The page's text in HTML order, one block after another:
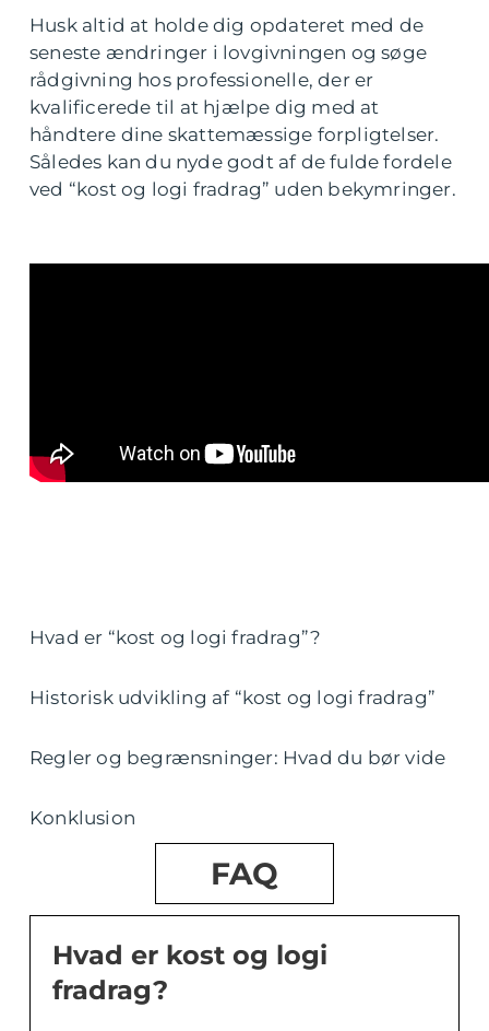
Husk altid at holde dig opdateret med de
seneste ændringer i lovgivningen og søge
rådgivning hos professionelle, der er
kvalificerede til at hjælpe dig med at
håndtere dine skattemæssige forpligtelser.
Således kan du nyde godt af de fulde fordele
ved “kost og logi fradrag” uden bekymringer.
Hvad er “kost og logi fradrag”?
Historisk udvikling af “kost og logi fradrag”
Regler og begrænsninger: Hvad du bør vide
Konklusion
FAQ
Hvad er kost og logi
fradrag?